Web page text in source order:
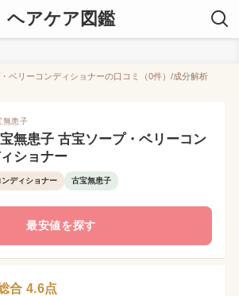
ヘアケア図鑑
ベリーコンディショナーの口コミ（0件）/成分解析
無患子
無患子 古宝ソープ・ベリーコン
ショナー
ンディショナー 古宝無患子
最安値を探す
合 4.6点